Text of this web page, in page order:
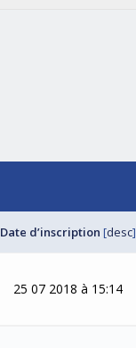
Date d’inscription [desc]
25 07 2018 à 15:14